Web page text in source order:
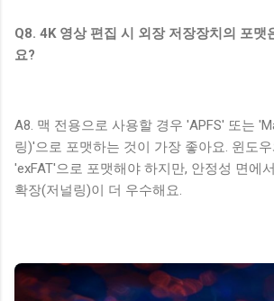
Q8. 4K 영상 편집 시 외장 저장장치의 포맷
요?
A8. 맥 전용으로 사용할 경우 'APFS' 또는
링)'으로 포맷하는 것이 가장 좋아요. 윈도
'exFAT'으로 포맷해야 하지만, 안정성 면에
확장(저널링)이 더 우수해요.